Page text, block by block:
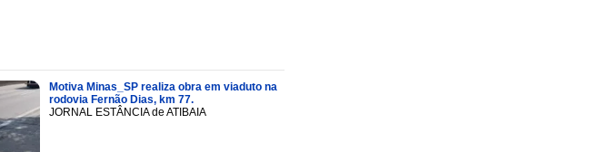
Motiva Minas_SP realiza obra em viaduto na
rodovia Fernão Dias, km 77.
JORNAL ESTÂNCIA de ATIBAIA